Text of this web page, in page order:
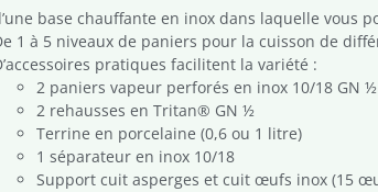
base chauffante en inox dans laquelle vous
1 à 5 niveaux de paniers pour la cuisson de
pratiques facilitent la variété :
2 paniers vapeur perforés en inox 10/18 GN ½
2 rehausses en Tritan® GN ½
Terrine en porcelaine (0,6 ou 1 litre)
1 séparateur en inox 10/18
Support cuit asperges et cuit œufs inox (15